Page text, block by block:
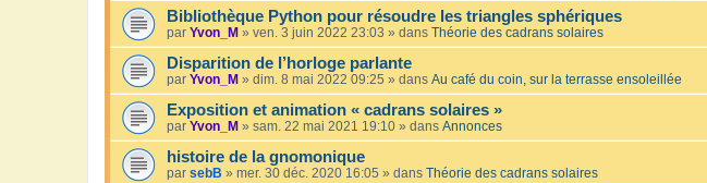
Bibliothèque Python pour résoudre les triangles sphériques
par Yvon_M » ven. 3 juin 2022 23:03 » dans Théorie des cadrans solaires
Disparition de l’horloge parlante
par Yvon_M » dim. 8 mai 2022 09:25 » dans Au café du coin, sur la terrasse ensoleillée
Exposition et animation « cadrans solaires »
par Yvon_M » sam. 22 mai 2021 19:10 » dans Annonces
histoire de la gnomonique
par sebB » mer. 30 déc. 2020 16:05 » dans Théorie des cadrans solaires